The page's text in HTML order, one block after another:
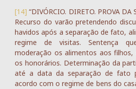
[14] “DIVÓRCIO. DIRETO. PROVA DA
Recurso do varão pretendendo
havidos após a separação de fato,
regime de visitas. Sentença
moderação os alimentos aos
os honorários. Determinação da
até a data da separação de fato
acordo com o regime de bens do